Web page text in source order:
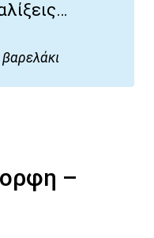
–